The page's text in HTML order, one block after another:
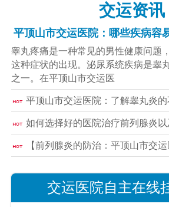
交运资讯
平顶山市交运医院：哪些疾病容
睾丸疼痛是一种常见的男性健康问题
这种症状的出现。泌尿系统疾病是睾
之一。在平顶山市交运医
平顶山市交运医院：了解睾丸炎
如何选择好的医院治疗前列腺炎
【前列腺炎的防治：平顶山市交
交运医院自主在线